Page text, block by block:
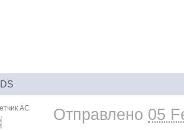
АС Отправлено 05